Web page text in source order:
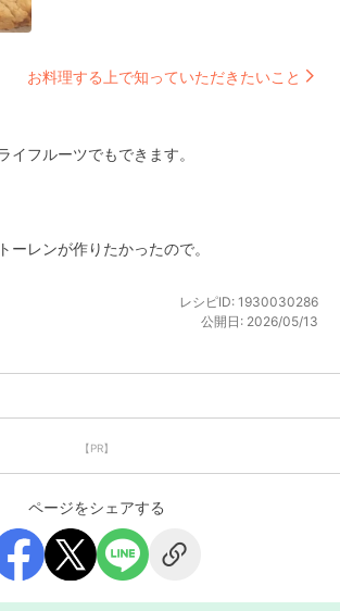
お料理する上で知っていただきたいこと
イフルーツでもできます。
ーレンが作りたかったので。
レシピID: 1930030286
公開日: 2026/05/13
【PR】
ページをシェアする